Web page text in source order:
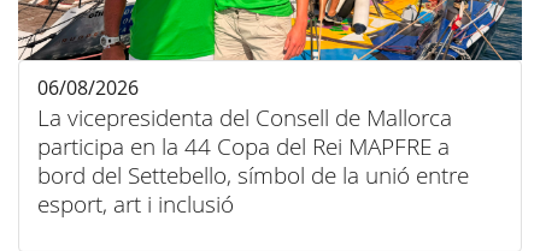
La vicepresidenta del Consell de Mallorca
participa en la 44 Copa del Rei MAPFRE a
bord del Settebello, símbol de la unió entre
esport, art i inclusió
06/08/2026